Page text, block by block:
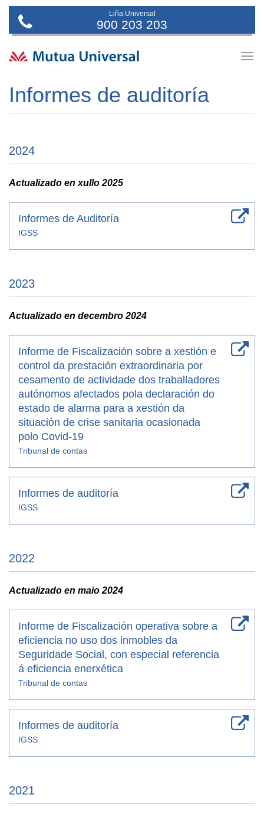
Liña Universal
900 203 203
Informes de auditoría
2024
Actualizado en xullo 2025
Informes de Auditoría
IGSS
2023
Actualizado en decembro 2024
Informe de Fiscalización sobre a xestión e
control da prestación extraordinaria por
cesamento de actividade dos traballadores
autónomos afectados pola declaración do
estado de alarma para a xestión da
situación de crise sanitaria ocasionada
polo Covid-19
Tribunal de contas
Informes de auditoría
IGSS
2022
Actualizado en maio 2024
Informe de Fiscalización operativa sobre a
eficiencia no uso dos inmobles da
Seguridade Social, con especial referencia
á eficiencia enerxética
Tribunal de contas
Informes de auditoría
IGSS
2021